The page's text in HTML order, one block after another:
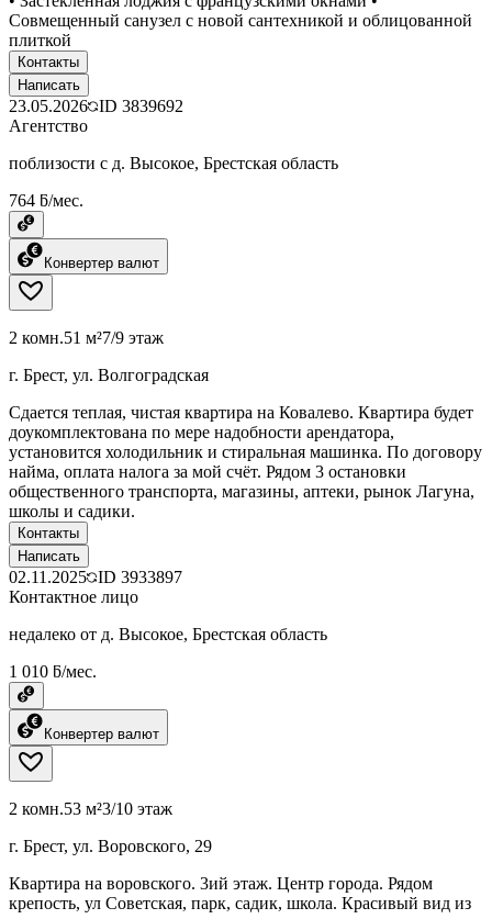
Совмещенный санузел с новой сантехникой и облицованной
плиткой
Контакты
Написать
23.05.2026 ID 3839692
Агентство
поблизости с д. Высокое, Брестская область
764 ƃ/мес.
Конвертер валют
2 комн.51 м²7/9 этаж
г. Брест, ул. Волгоградская
Сдается теплая, чистая квартира на Ковалево. Квартира будет
доукомплектована по мере надобности арендатора,
установится холодильник и стиральная машинка. По договору
найма, оплата налога за мой счёт. Рядом 3 остановки
общественного транспорта, магазины, аптеки, рынок Лагуна,
школы и садики.
Контакты
Написать
02.11.2025 ID 3933897
Контактное лицо
недалеко от д. Высокое, Брестская область
1 010 ƃ/мес.
Конвертер валют
2 комн.53 м²3/10 этаж
г. Брест, ул. Воровского, 29
Квартира на воровского. 3ий этаж. Центр города. Рядом
крепость, ул Советская, парк, садик, школа. Красивый вид из